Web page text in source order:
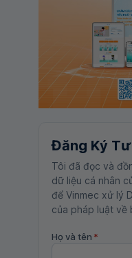
Đăng Ký
Tôi đã đọc và
dữ liệu cá nhân
để Vinmec xử lý
của pháp luật về
Họ và tên *